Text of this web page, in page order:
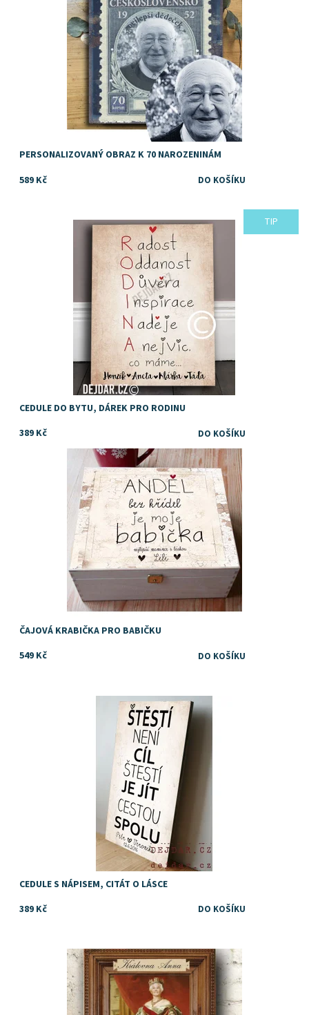
PERSONALIZOVANÝ OBRAZ K 70 NAROZENINÁM
589 Kč
TIP
Skladem
CEDULE DO BYTU, DÁREK PRO RODINU
389 Kč
Dostupnost:
Skladem
ČAJOVÁ KRABIČKA PRO BABIČKU
549 Kč
Skladem
CEDULE S NÁPISEM, CITÁT O LÁSCE
389 Kč
Dostupnost: Skladem